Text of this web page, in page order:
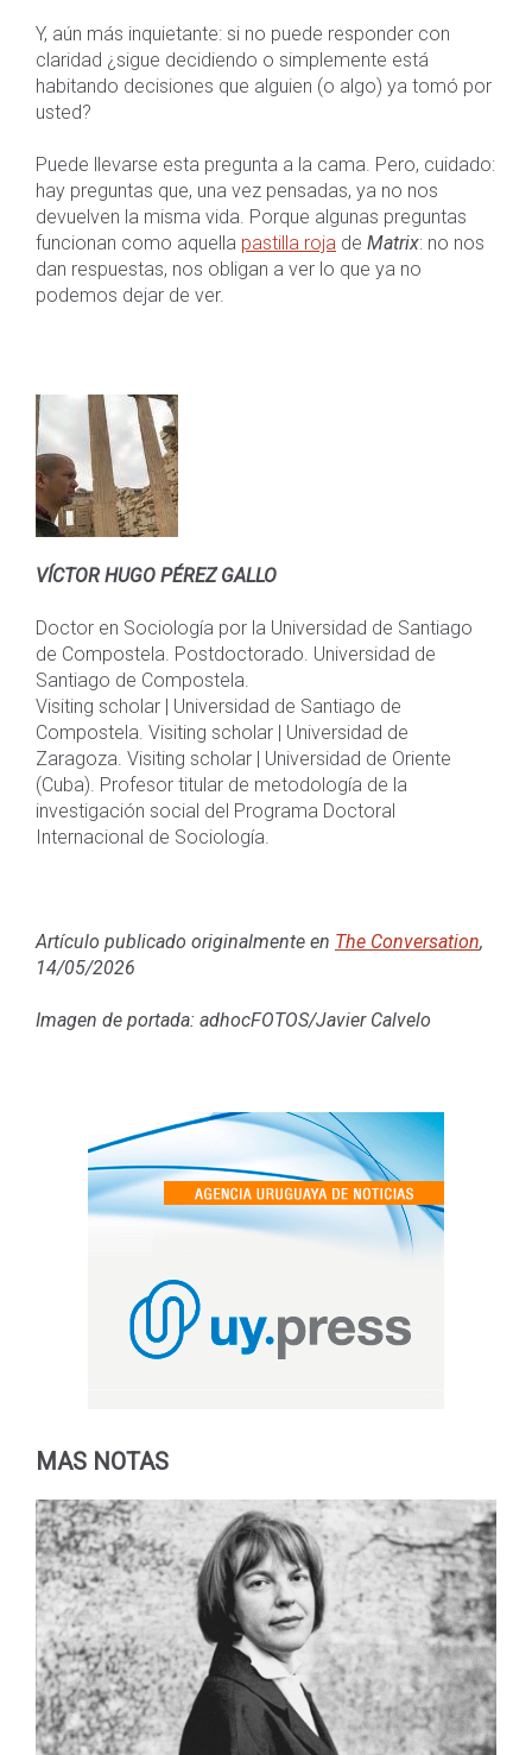
Y, aún más inquietante: si no puede responder con
claridad ¿sigue decidiendo o simplemente está
habitando decisiones que alguien (o algo) ya tomó por
usted?
Puede llevarse esta pregunta a la cama. Pero, cuidado:
hay preguntas que, una vez pensadas, ya no nos
devuelven la misma vida. Porque algunas preguntas
funcionan como aquella pastilla roja de Matrix: no nos
dan respuestas, nos obligan a ver lo que ya no
podemos dejar de ver.
VÍCTOR HUGO PÉREZ GALLO
Doctor en Sociología por la Universidad de Santiago
de Compostela. Postdoctorado. Universidad de
Santiago de Compostela.
Visiting scholar | Universidad de Santiago de
Compostela. Visiting scholar | Universidad de
Zaragoza. Visiting scholar | Universidad de Oriente
(Cuba). Profesor titular de metodología de la
investigación social del Programa Doctoral
Internacional de Sociología.
Artículo publicado originalmente en The Conversation,
14/05/2026
Imagen de portada: adhocFOTOS/Javier Calvelo
MAS NOTAS